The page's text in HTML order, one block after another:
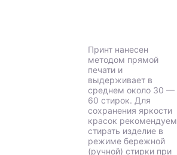
Принт нанесен
методом прямой
печати и
выдерживает в
среднем около 30 —
60 стирок. Для
сохранения яркости
красок рекомендуем
стирать изделие в
режиме бережной
(ручной) стирки при